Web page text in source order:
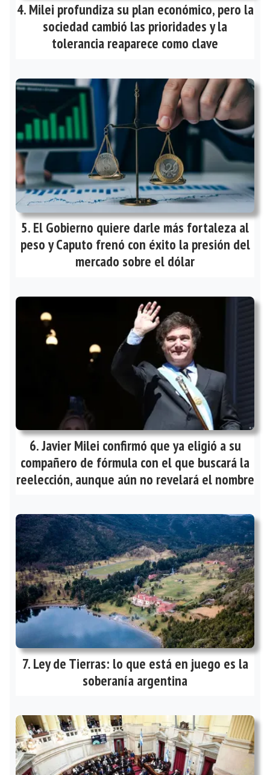
Milei profundiza su plan económico, pero la
sociedad cambió las prioridades y la
tolerancia reaparece como clave
El Gobierno quiere darle más fortaleza al
peso y Caputo frenó con éxito la presión del
mercado sobre el dólar
Javier Milei confirmó que ya eligió a su
compañero de fórmula con el que buscará la
reelección, aunque aún no revelará el nombre
Ley de Tierras: lo que está en juego es la
soberanía argentina